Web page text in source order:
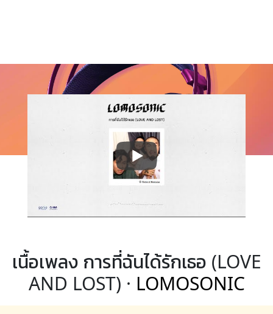
เนื้อเพลง การที่ฉันได้รักเธอ (LOVE
AND LOST) · LOMOSONIC